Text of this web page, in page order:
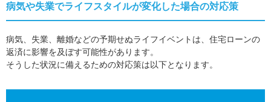
病気や失業でライフスタイルが変化した場合の対応策
病気、失業、離婚などの予期せぬライフイベントは、住宅ローンの
返済に影響を及ぼす可能性があります。
そうした状況に備えるための対応策は以下となります。